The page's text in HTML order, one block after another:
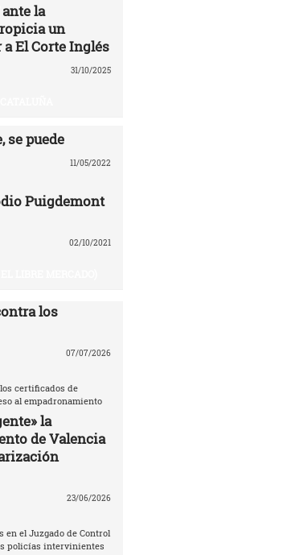
la
un
El Corte Inglés
31/10/2025
se puede
11/05/2022
Puigdemont
02/10/2021
los
07/07/2026
certificados de
al empadronamiento
la
de Valencia
23/06/2026
en el Juzgado de Control
policías intervinientes